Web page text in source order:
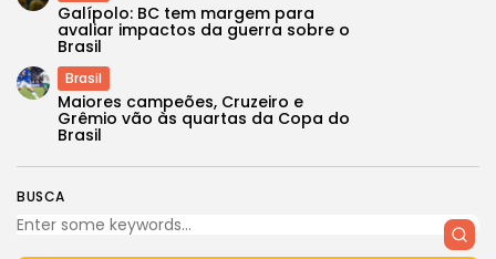
BUSCA
Galípolo: BC tem margem para
avaliar impactos da guerra sobre o
Brasil
Brasil
Maiores campeões, Cruzeiro e
Grêmio vão às quartas da Copa do
Brasil